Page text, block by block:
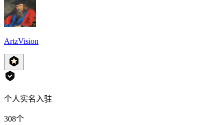
ArtzVision
个人实名入驻
308个